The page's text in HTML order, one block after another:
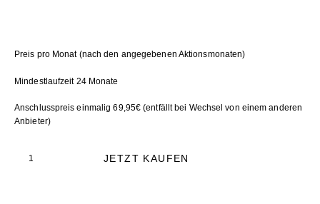
Preis pro Monat (nach den angegebenen Aktionsmonaten)
Mindestlaufzeit 24 Monate
Anschlusspreis einmalig 69,95€ (entfällt bei Wechsel von einem anderen
Anbieter)
JETZT KAUFEN